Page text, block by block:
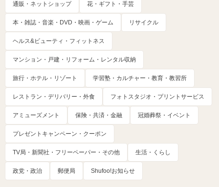
通販・ネットショップ 花・ギフト・手芸
本・雑誌・音楽・DVD・映画・ゲーム リサイクル
ヘルス&ビューティ・フィットネス
マンション・戸建・リフォーム・レンタル収納
旅行・ホテル・リゾート 学習塾・カルチャー・教育・教習所
レストラン・デリバリー・外食 フォトスタジオ・プリントサービス
アミューズメント 保険・共済・金融 冠婚葬祭・イベント
プレゼントキャンペーン・クーポン
TV局・新聞社・フリーペーパー・その他 生活・くらし
政党・政治 郵便局 Shufoo!お知らせ